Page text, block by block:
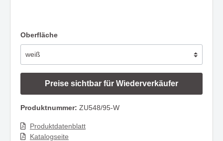
Oberfläche
Preise sichtbar für Wiederverkäufer
Produktnummer: ZU548/95-W
Produktdatenblatt
Katalogseite